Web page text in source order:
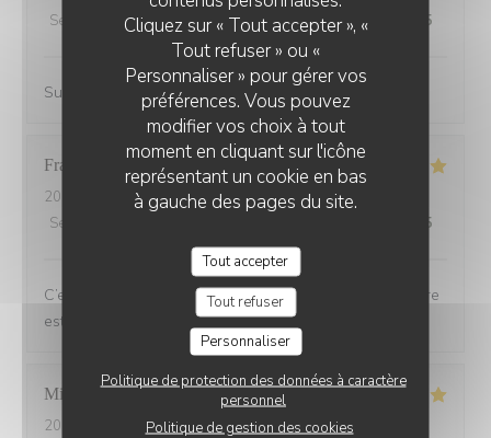
Cliquez sur « Tout accepter », «
Tout refuser » ou «
Personnaliser » pour gérer vos
préférences. Vous pouvez
modifier vos choix à tout
moment en cliquant sur l'icône
représentant un cookie en bas
à gauche des pages du site.
Tout accepter
Tout refuser
Personnaliser
Politique de protection des données à caractère
personnel
Politique de gestion des cookies
Service
/5 Ambiance: 5 /5 Cuisine:5/5 Qualité / Prix /5
Super accueil, restaurant avec une terrasse sympa
Francoise
2026-07-21
- 19:30 - Couverts 2
Service
/5
C’est toujours un plaisir de dîner au Bois ou l’atmosphère
est de plus en plus chaleureuse et festive
Michel L
2026-07-20
- 20:15 - Couverts 2